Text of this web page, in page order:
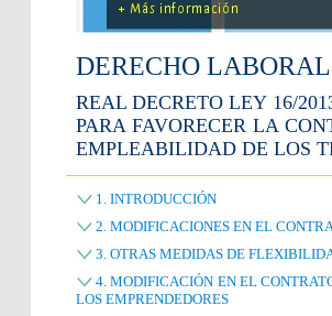
DERECHO LABORAL
REAL DECRETO LEY 16/
PARA FAVORECER LA
EMPLEABILIDAD DE LOS
1. INTRODUCCIÓN
2. MODIFICACIONES EN EL
3. OTRAS MEDIDAS DE
4. MODIFICACIÓN EN EL
LOS EMPRENDEDORES